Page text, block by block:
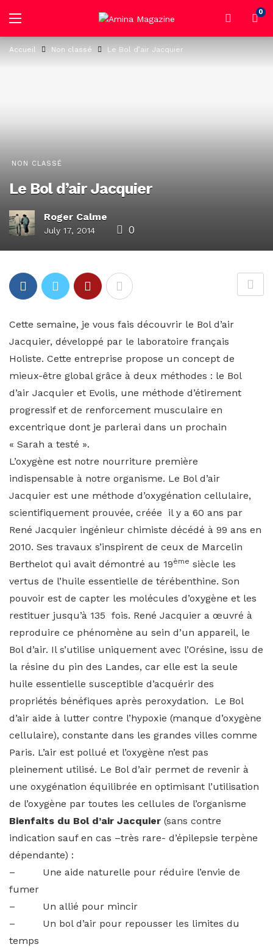
0
Accueil Non classé Le Bol d’air Jacquier
NON CLASSÉ
Le Bol d’air Jacquier
Roger Calme
July 17, 2014 0
Cette semaine, je vous fais découvrir le Bol d’air
Jacquier, développé par le laboratoire français
Holiste. Cette entreprise propose un concept de
mieux-être global grâce à deux méthodes : le Bol
d’air Jacquier et Evolis, une méthode d’étirement
progressif et de renforcement musculaire en
excentrique dont je parlerai dans un prochain
« Sarah a testé ».
L’oxygène est notre nourriture première
indispensable à notre organisme. Le Bol d’air
Jacquier est une méthode d’oxygénation cellulaire,
scientifiquement prouvée, créée il y a 60 ans par
René Jacquier ingénieur chimiste décédé à 99 ans en
2010. Ses travaux s’inspirent de ceux de Marcelin
Berthelot qui avait démontré au 19ème siècle les
vertus de l’huile essentielle de térébenthine. Son
pouvoir est de capter les molécules d’oxygène et les
restituer jusqu’à 135 fois. René Jacquier a œuvré à
reproduire ce phénomène au sein d’un appareil, le
Bol d’air. Il s’utilise uniquement avec l’Orésine, issu de
la résine du pin des Landes, car elle est la seule
huile essentielle susceptible d’acquérir des
propriétés bénéfiques après peroxydation. Le Bol
d’air aide à lutter contre l’hypoxie (manque d’oxygène
cellulaire), constante dans les grandes villes comme
Paris. L’air est pollué et l’oxygène n’est pas
pleinement utilisé. Le Bol d’air permet de revenir à
une oxygénation équilibrée en optimisant l’utilisation
de l’oxygène par toutes les cellules de l’organisme
Bienfaits du Bol d’air Jacquier (sans contre
indication sauf en cas –très rare- d’épilepsie terpène
dépendante) :
– Une aide naturelle pour réduire l’envie de
fumer
– Un allié pour mincir
– Un bol d’air pour repousser les limites du
temps